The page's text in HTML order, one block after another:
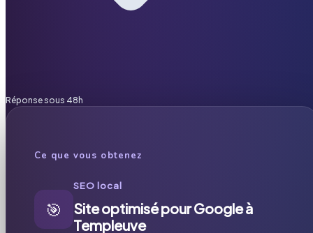
Réponse sous 48h
Ce que vous obtenez
🎯
SEO local
Site optimisé pour Google à
Templeuve